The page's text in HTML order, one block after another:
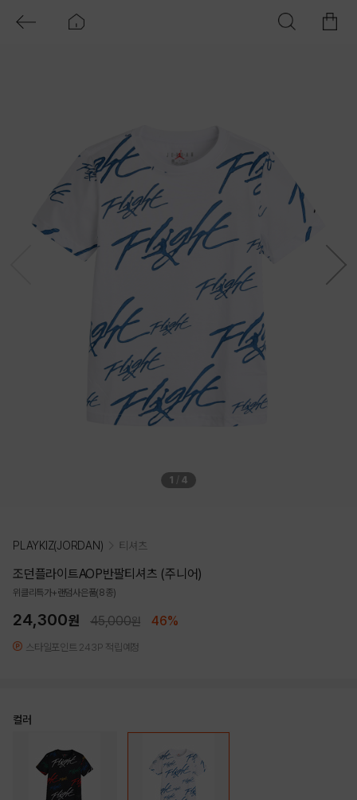
1 / 4
PLAYKIZ(JORDAN) 티셔츠
조던플라이트AOP반팔티셔츠 (주니어)
위클리특가+랜덤사은품(8종)
24,300원 45,000원 46%
스타일포인트 243P 적립예정
컬러